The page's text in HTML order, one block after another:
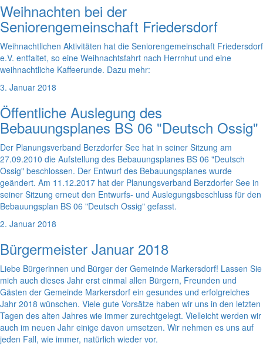
Weihnachten bei der
Seniorengemeinschaft Friedersdorf
Weihnachtlichen Aktivitäten hat die Seniorengemeinschaft Friedersdorf
e.V. entfaltet, so eine Weihnachtsfahrt nach Herrnhut und eine
weihnachtliche Kaffeerunde. Dazu mehr:
3. Januar 2018
Öffentliche Auslegung des
Bebauungsplanes BS 06 "Deutsch Ossig"
Der Planungsverband Berzdorfer See hat in seiner Sitzung am
27.09.2010 die Aufstellung des Bebauungsplanes BS 06 "Deutsch
Ossig" beschlossen. Der Entwurf des Bebauungsplanes wurde
geändert. Am 11.12.2017 hat der Planungsverband Berzdorfer See in
seiner Sitzung erneut den Entwurfs- und Auslegungsbeschluss für den
Bebauungsplan BS 06 "Deutsch Ossig" gefasst.
2. Januar 2018
Bürgermeister Januar 2018
Liebe Bürgerinnen und Bürger der Gemeinde Markersdorf! Lassen Sie
mich auch dieses Jahr erst einmal allen Bürgern, Freunden und
Gästen der Gemeinde Markersdorf ein gesundes und erfolgreiches
Jahr 2018 wünschen. Viele gute Vorsätze haben wir uns in den letzten
Tagen des alten Jahres wie immer zurechtgelegt. Vielleicht werden wir
auch im neuen Jahr einige davon umsetzen. Wir nehmen es uns auf
jeden Fall, wie immer, natürlich wieder vor.